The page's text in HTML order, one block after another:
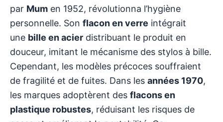
par Mum en 1952, révolutionna l’hygiène
personnelle. Son flacon en verre intégrait
une bille en acier distribuant le produit en
douceur, imitant le mécanisme des stylos à bille.
Cependant, les modèles précoces souffraient
de fragilité et de fuites. Dans les années 1970,
les marques adoptèrent des flacons en
plastique robustes, réduisant les risques de